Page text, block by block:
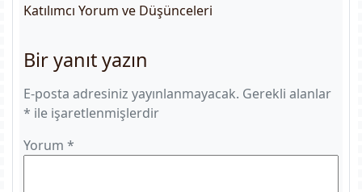
Katılımcı Yorum ve Düşünceleri
Bir yanıt yazın
E-posta adresiniz yayınlanmayacak. Gerekli alanlar
* ile işaretlenmişlerdir
Yorum *